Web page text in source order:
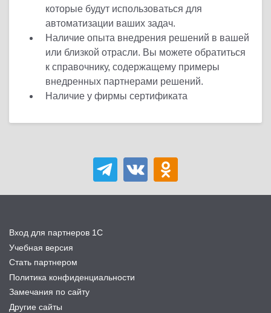
которые будут использоваться для
автоматизации ваших задач.
Наличие опыта внедрения решений в вашей
или близкой отрасли. Вы можете обратиться
к справочнику, содержащему примеры
внедренных партнерами решений.
Наличие у фирмы сертификата
Вход для партнеров 1С
Учебная версия
Стать партнером
Политика конфиденциальности
Замечания по сайту
Другие сайты